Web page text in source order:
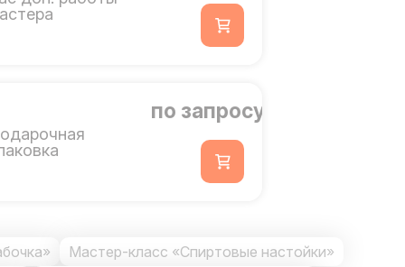
по запросу
Мастер-класс «Спиртовые настойки»